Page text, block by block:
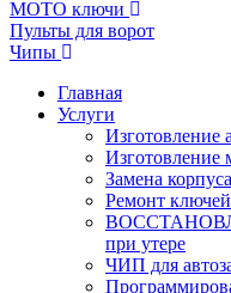
МОТО ключи
Пульты для ворот
Чипы
Главная
Услуги
Изготовление
Изготовление
Замена
Ремонт
при утере
ЧИП для